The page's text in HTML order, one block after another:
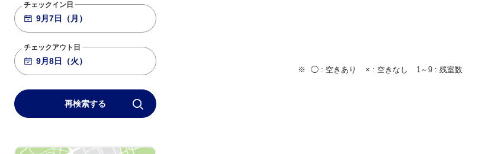
チェックイン日
チェックアウト日
再検索する
◯ : 空きあり × : 空きなし 1～9 : 残室数